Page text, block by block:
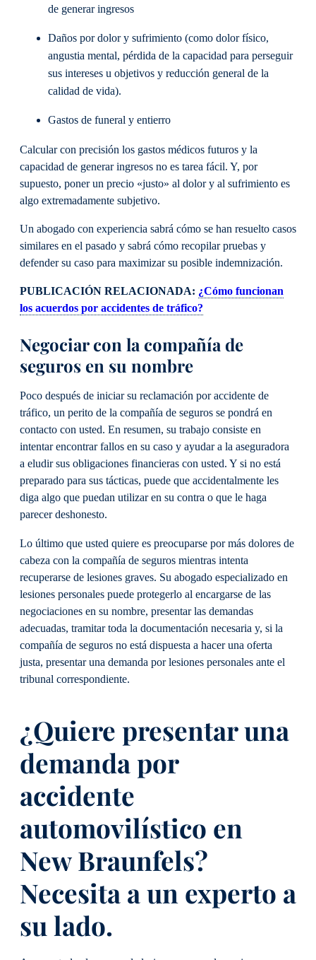
de generar ingresos
Daños por dolor y sufrimiento (como dolor físico,
angustia mental, pérdida de la capacidad para perseguir
sus intereses u objetivos y reducción general de la
calidad de vida).
Gastos de funeral y entierro
Calcular con precisión los gastos médicos futuros y la
capacidad de generar ingresos no es tarea fácil. Y, por
supuesto, poner un precio «justo» al dolor y al sufrimiento es
algo extremadamente subjetivo.
Un abogado con experiencia sabrá cómo se han resuelto casos
similares en el pasado y sabrá cómo recopilar pruebas y
defender su caso para maximizar su posible indemnización.
PUBLICACIÓN RELACIONADA: ¿Cómo funcionan
los acuerdos por accidentes de tráfico?
Negociar con la compañía de
seguros en su nombre
Poco después de iniciar su reclamación por accidente de
tráfico, un perito de la compañía de seguros se pondrá en
contacto con usted. En resumen, su trabajo consiste en
intentar encontrar fallos en su caso y ayudar a la aseguradora
a eludir sus obligaciones financieras con usted. Y si no está
preparado para sus tácticas, puede que accidentalmente les
diga algo que puedan utilizar en su contra o que le haga
parecer deshonesto.
Lo último que usted quiere es preocuparse por más dolores de
cabeza con la compañía de seguros mientras intenta
recuperarse de lesiones graves. Su abogado especializado en
lesiones personales puede protegerlo al encargarse de las
negociaciones en su nombre, presentar las demandas
adecuadas, tramitar toda la documentación necesaria y, si la
compañía de seguros no está dispuesta a hacer una oferta
justa, presentar una demanda por lesiones personales ante el
tribunal correspondiente.
¿Quiere presentar una
demanda por
accidente
automovilístico en
New Braunfels?
Necesita a un experto a
su lado.